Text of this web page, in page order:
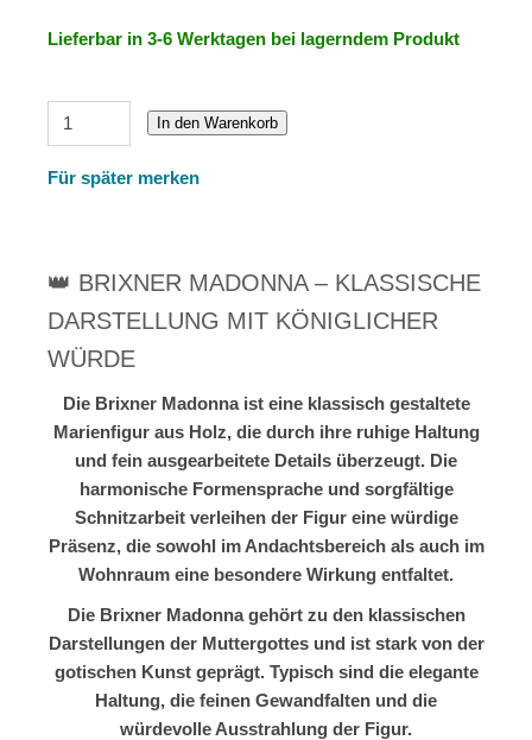
Lieferbar in 3-6 Werktagen bei lagerndem Produkt
In den Warenkorb
Für später merken
👑 BRIXNER MADONNA – KLASSISCHE
DARSTELLUNG MIT KÖNIGLICHER
WÜRDE
Die Brixner Madonna ist eine klassisch gestaltete
Marienfigur aus Holz, die durch ihre ruhige Haltung
und fein ausgearbeitete Details überzeugt. Die
harmonische Formensprache und sorgfältige
Schnitzarbeit verleihen der Figur eine würdige
Präsenz, die sowohl im Andachtsbereich als auch im
Wohnraum eine besondere Wirkung entfaltet.
Die Brixner Madonna gehört zu den klassischen
Darstellungen der Muttergottes und ist stark von der
gotischen Kunst geprägt. Typisch sind die elegante
Haltung, die feinen Gewandfalten und die
würdevolle Ausstrahlung der Figur.